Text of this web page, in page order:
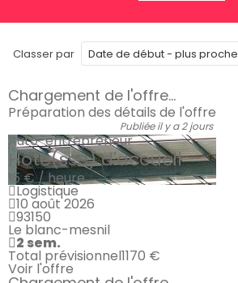
Classer par
Chargement de l'offre...
Préparation des détails de l'offre
Publiée il y a 2 jours
Auto-entrepreneur
Hôte(sse) d'accueil
15 € / heure
Logistique
10 août 2026
93150
Le blanc-mesnil
2 sem.
Total prévisionnel1170 €
Voir l'offre